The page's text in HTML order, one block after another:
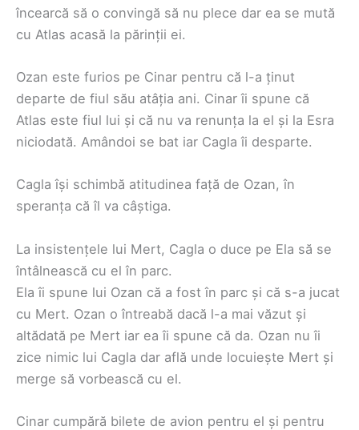
încearcă să o convingă să nu plece dar ea se mută
cu Atlas acasă la părinții ei.
Ozan este furios pe Cinar pentru că l-a ținut
departe de fiul său atâția ani. Cinar îi spune că
Atlas este fiul lui și că nu va renunța la el și la Esra
niciodată. Amândoi se bat iar Cagla îi desparte.
Cagla își schimbă atitudinea față de Ozan, în
speranța că îl va câștiga.
La insistențele lui Mert, Cagla o duce pe Ela să se
întâlnească cu el în parc.
Ela îi spune lui Ozan că a fost în parc și că s-a jucat
cu Mert. Ozan o întreabă dacă l-a mai văzut și
altădată pe Mert iar ea îi spune că da. Ozan nu îi
zice nimic lui Cagla dar află unde locuiește Mert și
merge să vorbească cu el.
Cinar cumpără bilete de avion pentru el și pentru